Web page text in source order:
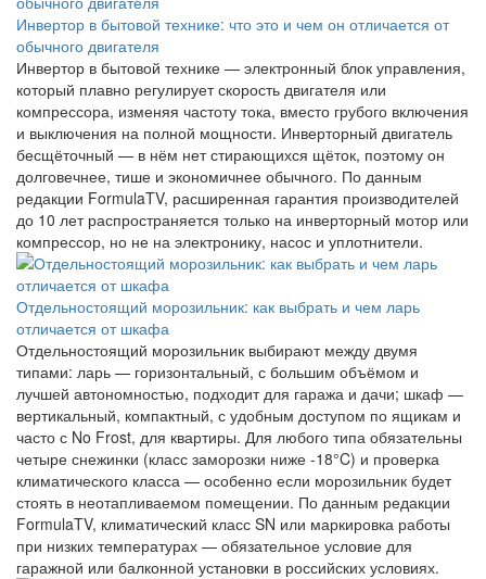
Инвертор в бытовой технике: что это и чем он отличается от
обычного двигателя
Инвертор в бытовой технике — электронный блок управления,
который плавно регулирует скорость двигателя или
компрессора, изменяя частоту тока, вместо грубого включения
и выключения на полной мощности. Инверторный двигатель
бесщёточный — в нём нет стирающихся щёток, поэтому он
долговечнее, тише и экономичнее обычного. По данным
редакции FormulaTV, расширенная гарантия производителей
до 10 лет распространяется только на инверторный мотор или
компрессор, но не на электронику, насос и уплотнители.
Отдельностоящий морозильник: как выбрать и чем ларь
отличается от шкафа
Отдельностоящий морозильник выбирают между двумя
типами: ларь — горизонтальный, с большим объёмом и
лучшей автономностью, подходит для гаража и дачи; шкаф —
вертикальный, компактный, с удобным доступом по ящикам и
часто с No Frost, для квартиры. Для любого типа обязательны
четыре снежинки (класс заморозки ниже -18°C) и проверка
климатического класса — особенно если морозильник будет
стоять в неотапливаемом помещении. По данным редакции
FormulaTV, климатический класс SN или маркировка работы
при низких температурах — обязательное условие для
гаражной или балконной установки в российских условиях.